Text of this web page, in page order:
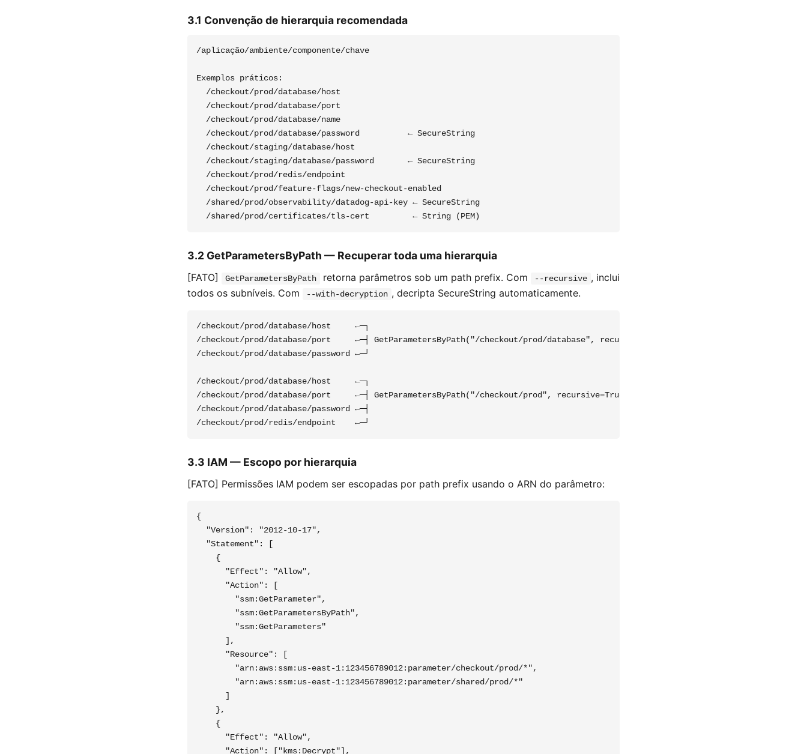
3.1 Convenção de hierarquia recomendada
/aplicação/ambiente/componente/chave
Exemplos práticos:
  /checkout/prod/database/host
  /checkout/prod/database/port
  /checkout/prod/database/name
  /checkout/prod/database/password          ← SecureString
  /checkout/staging/database/host
  /checkout/staging/database/password       ← SecureString
  /checkout/prod/redis/endpoint
  /checkout/prod/feature-flags/new-checkout-enabled
  /shared/prod/observability/datadog-api-key ← SecureString
3.2 GetParametersByPath — Recuperar toda uma hierarquia
[FATO] GetParametersByPath retorna parâmetros sob um path prefix. Com --recursive , inclui
todos os subníveis. Com
--with-decryption , decripta SecureString automaticamente.
/checkout/prod/database/host     ←─┐
/checkout/prod/database/port     ←─┤ GetParametersByPath("/checkout/prod/database", recursive=False)
/checkout/prod/database/password ←─┘
/checkout/prod/database/host     ←─┐
/checkout/prod/database/port     ←─┤ GetParametersByPath("/checkout/prod", recursive=True)
/checkout/prod/database/password ←─┤
3.3 IAM — Escopo por hierarquia
[FATO] Permissões IAM podem ser escopadas por path prefix usando o ARN do parâmetro:
{
  "Version": "2012-10-17",
  "Statement": [
    {
      "Effect": "Allow",
      "Action": [
        "ssm:GetParameter",
        "ssm:GetParametersByPath",
        "ssm:GetParameters"
      ],
      "Resource": [
        "arn:aws:ssm:us-east-1:123456789012:parameter/checkout/prod/*",
        "arn:aws:ssm:us-east-1:123456789012:parameter/shared/prod/*"
      ]
    },
    {
      "Effect": "Allow",
      "Action": ["kms:Decrypt"],